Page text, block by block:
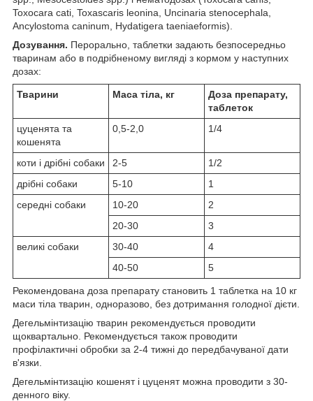
Toxocara cati, Toxascaris leonina, Uncinaria stenocephala,
Ancylostoma caninum, Hydatigera taeniaeformis).
Дозування. Перорально, таблетки задають безпосередньо
тваринам або в подрібненому вигляді з кормом у наступних
дозах:
Тварини Маса тіла, кг
Доза препарату,
таблеток
цуценята та
кошенята
0,5-2,0 1/4
коти і дрібні собаки 2-5
1/2
дрібні собаки
5-10
1
середні собаки
10-20
2
20-30
3
великі собаки
30-40
4
40-50
5
Рекомендована доза препарату становить 1 таблетка на 10 кг
маси тіла тварин, одноразово, без дотримання голодної дієти.
Дегельмінтизацію тварин рекомендується проводити
щоквартально. Рекомендується також проводити
профілактичні обробки за 2-4 тижні до передбачуваної дати
в'язки.
Дегельмінтизацію кошенят і цуценят можна проводити з 30-
денного віку.